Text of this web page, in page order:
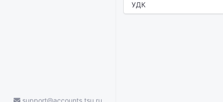
support@accounts.tsu.ru
УДК